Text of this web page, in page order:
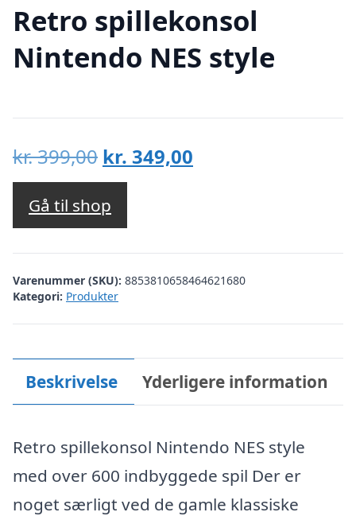
Retro spillekonsol
Nintendo NES style
kr.399,00 Den
oprindelige
pris
var:
kr. 399,00.
kr. 349,00
kr. 349,00.
Gå til shop
Varenummer (SKU): 8853810658464621680
Kategori: Produkter
Beskrivelse Yderligere information
Retro spillekonsol Nintendo NES style
med over 600 indbyggede spil Der er
noget særligt ved de gamle klassiske